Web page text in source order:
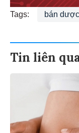
Tags: bán
Tin liên